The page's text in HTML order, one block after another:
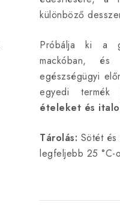
különböző
Próbálja ki a
mackóban,
egészségügyi
egyedi termék
ételeket és
Tárolás: Sötét és
legfeljebb 25 °C-